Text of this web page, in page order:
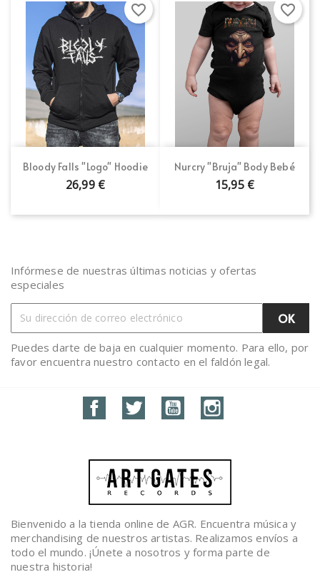
Bloody Falls "Logo" Hoodie
26,99 €
favorite_border
Nurcry "Bruja" Body Bebé
15,95 €
favorite_border
Infórmese de nuestras últimas noticias y ofertas
especiales
Puedes darte de baja en cualquier momento. Para ello, por
favor encuentra nuestro contacto en el faldón legal.
FacebookTwitter YouTube
Bienvenido a la tienda online de AGR. Encuentra música y
merchandising de nuestros artistas. Realizamos envíos a
todo el mundo. ¡Únete a nosotros y forma parte de
nuestra historia!